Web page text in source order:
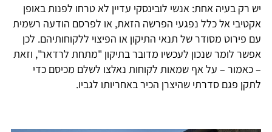
יש רק בעיה אחת: אנשי לובינסקי עדיין לא טרחו לפנות באופן
אקטיבי אל כלל נפגעי הפרשה הזאת, או לפרסם הודעה רשמית
עם פירוט מסודר של תנאי התיקון או הפיצוי ללקוחותיהם. לכן
אפשר לומר שנכון לעכשיו מדובר בתיקון "מתחת לרדאר", וזאת
– כאמור – על אף שמאות לקוחות נאלצו לשלם מכיסם כדי
לתקן פגם סדרתי שהיצרן הכיר באחריותו לגביו.